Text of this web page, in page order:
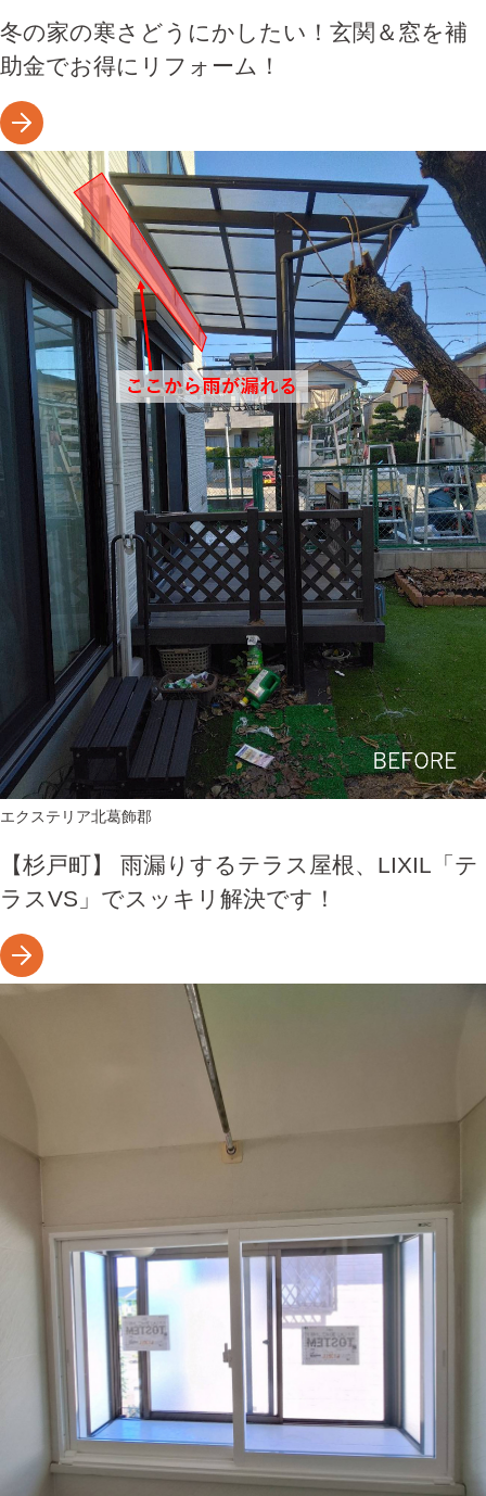
冬の家の寒さどうにかしたい！玄関＆窓を補
助金でお得にリフォーム！
エクステリア北葛飾郡
【杉戸町】 雨漏りするテラス屋根、LIXIL「テ
ラスVS」でスッキリ解決です！